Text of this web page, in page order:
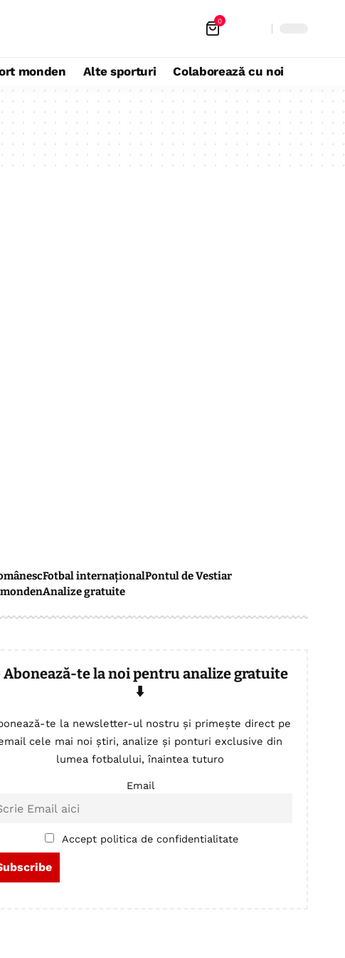
0
monden Alte sporturi Colaborează cu noi
Fotbal internaționalPontul de Vestiar
Analize gratuite
Abonează-te la noi pentru analize gratuite
⬇️
te la newsletter-ul nostru și primește direct pe
cele mai noi știri, analize și ponturi exclusive din
lumea fotbalului, înaintea tuturo
Email
Accept politica de confidentialitate